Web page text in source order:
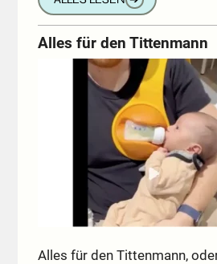
Alles für den Tittenmann
Alles für den Tittenmann,